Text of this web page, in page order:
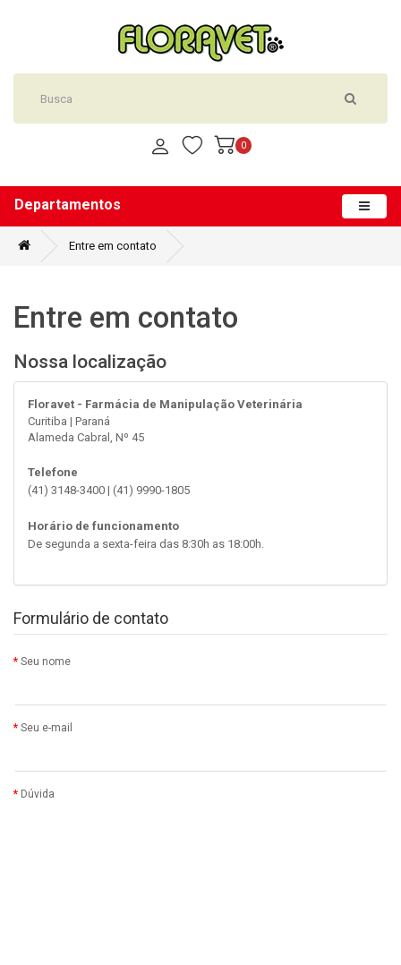
0
Departamentos
Entre em contato
Entre em contato
Nossa localização
Floravet - Farmácia de Manipulação Veterinária
Curitiba | Paraná
Alameda Cabral, Nº 45
Telefone
(41) 3148-3400 | (41) 9990-1805
Horário de funcionamento
De segunda a sexta-feira das 8:30h as 18:00h.
Formulário de contato
Seu nome
Seu e-mail
Dúvida